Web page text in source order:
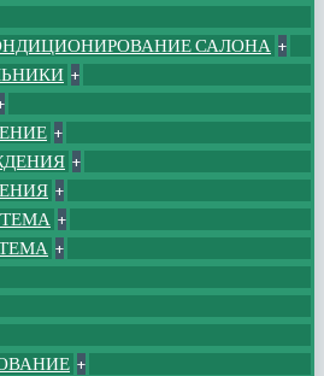
САЛОНА +
+
+
+
+
+
+
+